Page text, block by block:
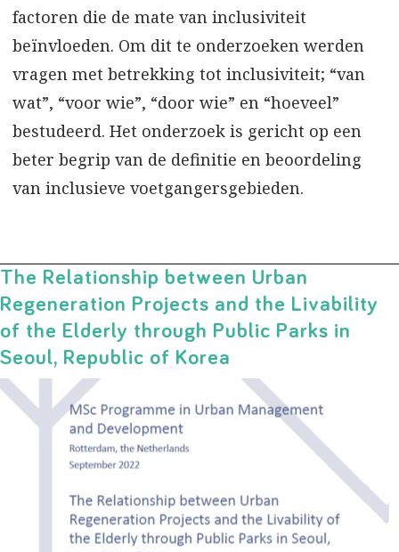
factoren die de mate van inclusiviteit
beïnvloeden. Om dit te onderzoeken werden
vragen met betrekking tot inclusiviteit; “van
wat”, “voor wie”, “door wie” en “hoeveel”
bestudeerd. Het onderzoek is gericht op een
beter begrip van de definitie en beoordeling
van inclusieve voetgangersgebieden.
The Relationship between Urban
Regeneration Projects and the Livability
of the Elderly through Public Parks in
Seoul, Republic of Korea